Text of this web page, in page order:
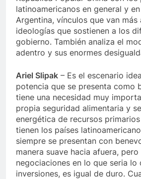
latinoamericanos en general y
Argentina, vínculos que van más
ideologías que sostienen a los
gobierno. También analiza el
adentro y sus enormes
Ariel Slipak – Es el escenario
potencia que se presenta como
tiene una necesidad muy
propia seguridad alimentaria y
energética de recursos
tienen los países
siempre se presentan con
manera suave hacia afuera,
negociaciones en lo que seria lo
inversiones, es igual de duro.